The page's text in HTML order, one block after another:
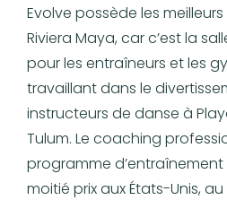
Evolve possède les
Riviera Maya, car c’est la
pour les entraîneurs et les
travaillant dans le
instructeurs de danse à
Tulum. Le coaching
programme
moitié prix aux États-Unis,